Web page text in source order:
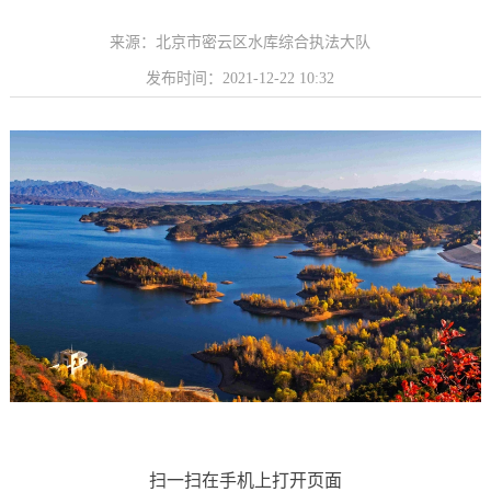
来源：北京市密云区水库综合执法大队
发布时间：2021-12-22 10:32
扫一扫在手机上打开页面